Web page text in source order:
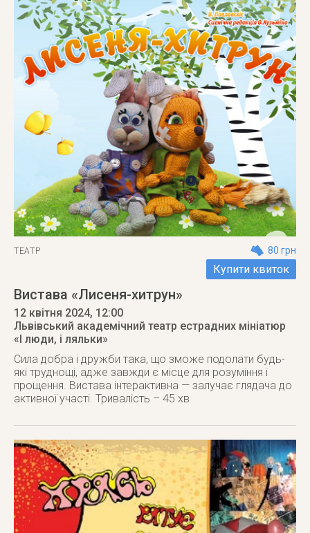
ТЕАТР 80 грн
Купити квиток
Вистава «Лисеня-хитрун»
12 квітня 2024, 12:00
Львівський академічний театр естрадних мініатюр
«І люди, і ляльки»
Сила добра і дружби така, що зможе подолати будь-
які труднощі, адже завжди є місце для розуміння і
прощення. Вистава інтерактивна — залучає глядача до
активної участі. Тривалість – 45 хв